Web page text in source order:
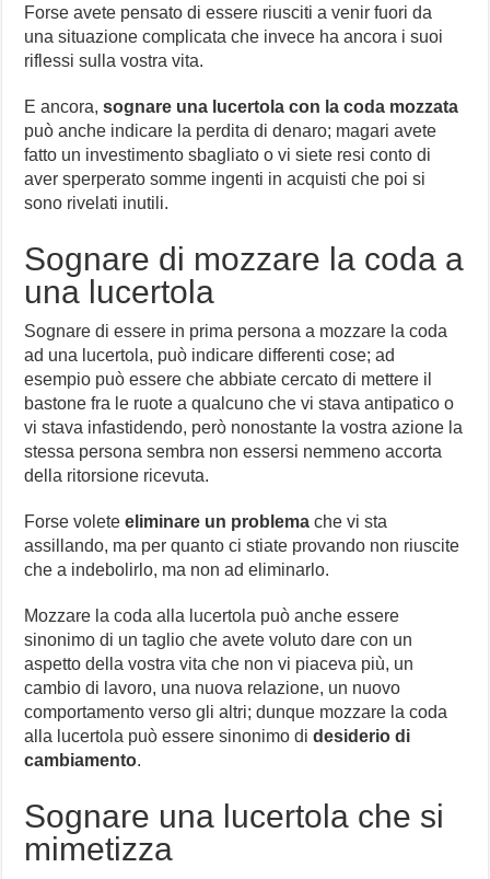
Forse avete pensato di essere riusciti a venir fuori da
una situazione complicata che invece ha ancora i suoi
riflessi sulla vostra vita.
E ancora,sognare una lucertola con la coda mozzata
può anche indicare la perdita di denaro; magari avete
fatto un investimento sbagliato o vi siete resi conto di
aver sperperato somme ingenti in acquisti che poi si
sono rivelati inutili.
Sognare di mozzare la coda a
una lucertola
Sognare di essere in prima persona a mozzare la coda
ad una lucertola, può indicare differenti cose; ad
esempio può essere che abbiate cercato di mettere il
bastone fra le ruote a qualcuno che vi stava antipatico o
vi stava infastidendo, però nonostante la vostra azione la
stessa persona sembra non essersi nemmeno accorta
della ritorsione ricevuta.
Forse voleteeliminare un problema che vi sta
assillando, ma per quanto ci stiate provando non riuscite
che a indebolirlo, ma non ad eliminarlo.
Mozzare la coda alla lucertola può anche essere
sinonimo di un taglio che avete voluto dare con un
aspetto della vostra vita che non vi piaceva più, un
cambio di lavoro, una nuova relazione, un nuovo
comportamento verso gli altri; dunque mozzare la coda
alla lucertola può essere sinonimo didesiderio di
cambiamento.
Sognare una lucertola che si
mimetizza